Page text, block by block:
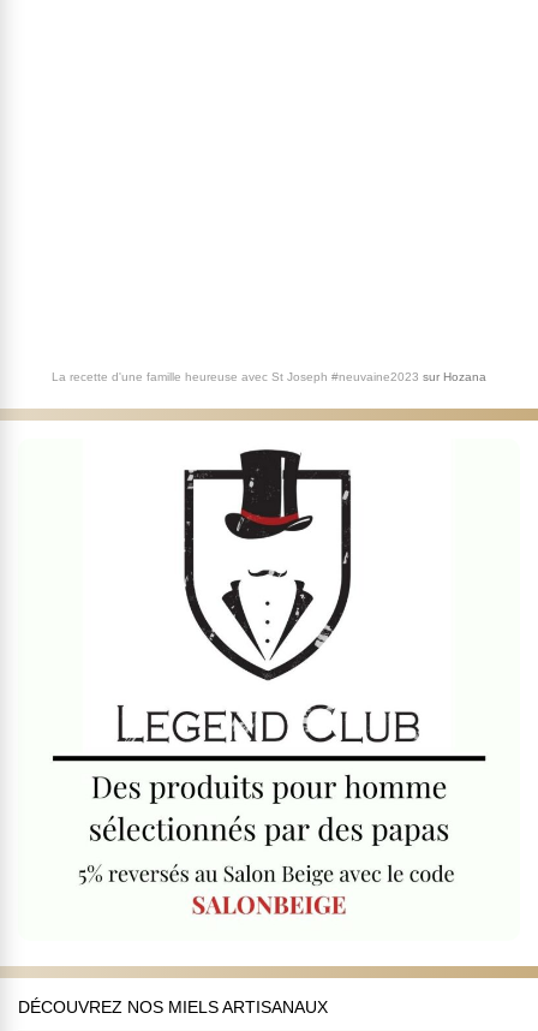
La recette d'une famille heureuse avec St Joseph #neuvaine2023 sur Hozana
DÉCOUVREZ NOS MIELS ARTISANAUX